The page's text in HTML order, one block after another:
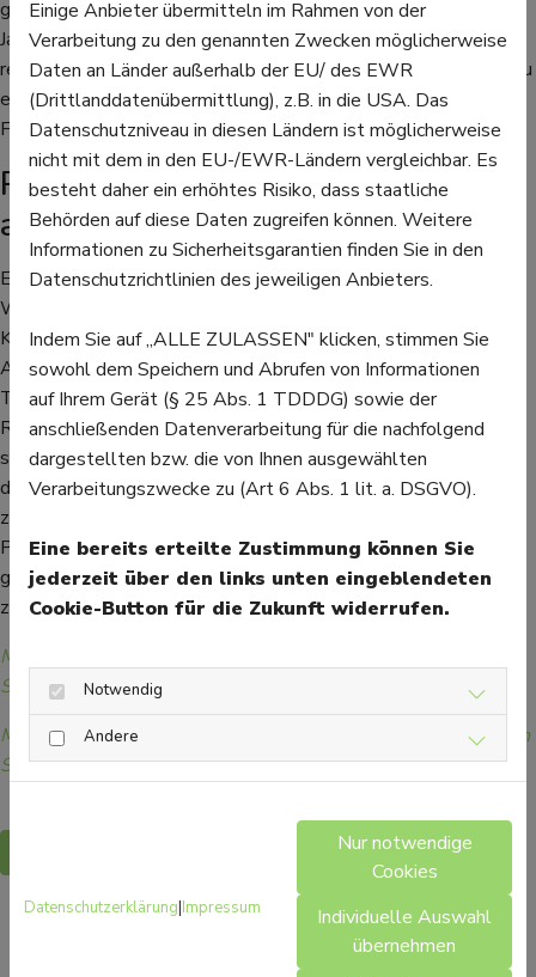
getragen wurden, haften Pollen. Deshalb sollten Schuhe und
Jacken im Eingangsbereich gelagert werden, der dann auch
regelmäßig gesaugt und feucht gewischt wird, um die Pollen zu
entfernen. Die restlichen Kleidungsstücke sollten auf keinen
Fall im Schlafzimmer gelagert werden.
Putzmittel: Auf die Inhaltsstoffe
achten
Ein weiteres Problem beim Reinigen des Hauses oder der
Wohnung können für Allergiker die Putzmittel an sich sein:
Konservierungsmittel und Duftstoffe können beim Putzen
Allergien oder Asthma auslösen. Mittel mit viel Chemie wie
Toilettenreiniger können auf der Haut für allergische
Reaktionen sorgen. Deshalb gilt es, die Inhaltsstoffe zu
studieren. Duftstoffe müssen allerdings nicht immer genau
deklariert werden und werden unter dem Begriff “Parfum”
zusammengefasst. Wer sich hier unsicher ist, sollte zu
Putzmitteln wie Neutralreiniger, Essigessenz oder Natron
greifen. Auch feuchte Mikrofasertücher können gut ohne
zusätzliche Putzmittel Schmutz entfernen.
Mehr Gesundheitsinformationen zum Thema Allergie finden
Sie hier.
Mehr Gesundheitsinformationen zum Thema Ratgeber finden
Sie hier.
Einige Anbieter übermitteln im Rahmen von der
Verarbeitung zu den genannten Zwecken möglicherweise
Daten an Länder außerhalb der EU/ des EWR
(Drittlanddatenübermittlung), z.B. in die USA. Das
Datenschutzniveau in diesen Ländern ist möglicherweise
nicht mit dem in den EU-/EWR-Ländern vergleichbar. Es
besteht daher ein erhöhtes Risiko, dass staatliche
Behörden auf diese Daten zugreifen können. Weitere
Informationen zu Sicherheitsgarantien finden Sie in den
Datenschutzrichtlinien des jeweiligen Anbieters.
Indem Sie auf „ALLE ZULASSEN" klicken, stimmen Sie
sowohl dem Speichern und Abrufen von Informationen
auf Ihrem Gerät (§ 25 Abs. 1 TDDDG) sowie der
anschließenden Datenverarbeitung für die nachfolgend
dargestellten bzw. die von Ihnen ausgewählten
Verarbeitungszwecke zu (Art 6 Abs. 1 lit. a. DSGVO).
Eine bereits erteilte Zustimmung können Sie
jederzeit über den links unten eingeblendeten
Cookie-Button für die Zukunft widerrufen.
Notwendig
Andere
Datenschutzerklärung|Impressum
Nur notwendige
Cookies
Individuelle Auswahl
übernehmen